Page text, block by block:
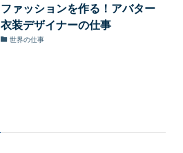
ファッションを作る！アバター
衣装デザイナーの仕事
世界の仕事